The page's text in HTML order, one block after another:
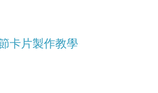
卡片製作教學